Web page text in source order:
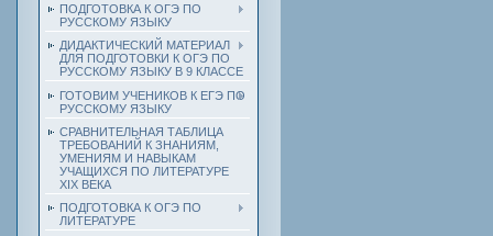
ПОДГОТОВКА К ОГЭ ПО
РУССКОМУ ЯЗЫКУ
ДИДАКТИЧЕСКИЙ МАТЕРИАЛ
ДЛЯ ПОДГОТОВКИ К ОГЭ ПО
РУССКОМУ ЯЗЫКУ В 9 КЛАССЕ
ГОТОВИМ УЧЕНИКОВ К ЕГЭ ПО
РУССКОМУ ЯЗЫКУ
СРАВНИТЕЛЬНАЯ ТАБЛИЦА
ТРЕБОВАНИЙ К ЗНАНИЯМ,
УМЕНИЯМ И НАВЫКАМ
УЧАЩИХСЯ ПО ЛИТЕРАТУРЕ
ХIХ ВЕКА
ПОДГОТОВКА К ОГЭ ПО
ЛИТЕРАТУРЕ